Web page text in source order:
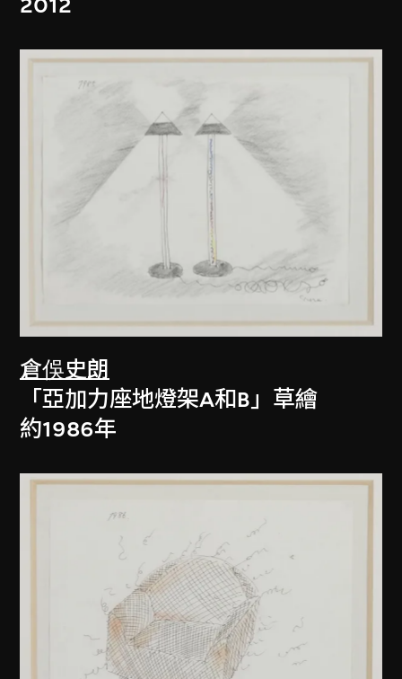
2012
倉俁史朗
「亞加力座地燈架A和B」草繪
約1986年